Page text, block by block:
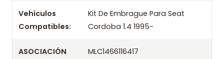
tienda previo correo de confirmación.
Vehículos
Compatibles:
Kit De Embrague Para Seat
Cordoba 1.4 1995-
ASOCIACIÓN
MLC1466116417